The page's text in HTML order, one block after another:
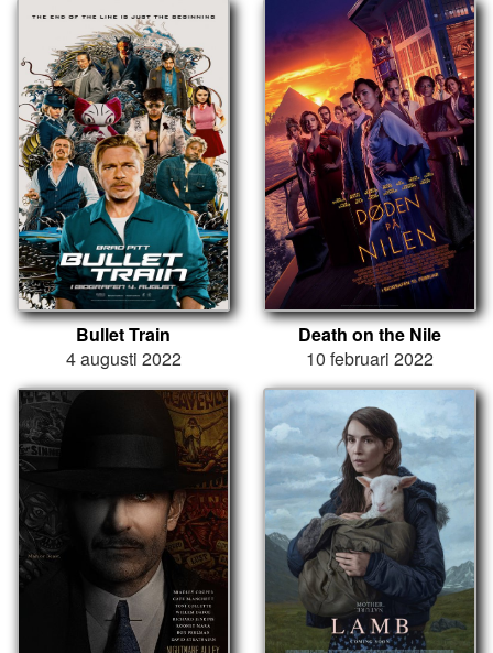
Bullet Train
4 augusti 2022
Death on the Nile
10 februari 2022